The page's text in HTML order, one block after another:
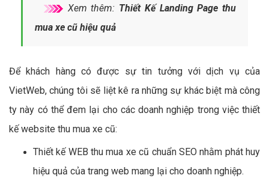
Xem thêm: Thiết Kế Landing Page thu
mua xe cũ hiệu quả
Để khách hàng có được sự tin tưởng với dịch vụ của
VietWeb, chúng tôi sẽ liệt kê ra những sự khác biệt mà công
ty này có thể đem lại cho các doanh nghiệp trong việc thiết
kế website thu mua xe cũ:
Thiết kế WEB thu mua xe cũ chuẩn SEO nhằm phát huy
hiệu quả của trang web mang lại cho doanh nghiệp.